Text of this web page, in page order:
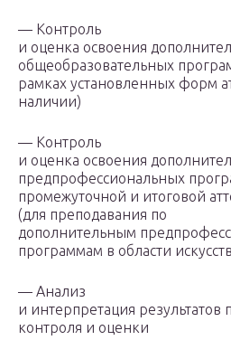
— Контроль
и оценка освоения
общеобразовательных
рамках установленных форм
наличии)
— Контроль
и оценка освоения
предпрофессиональных
промежуточной и итоговой
(для преподавания по
дополнительным
программам в области
— Анализ
и интерпретация результатов
контроля и оценки